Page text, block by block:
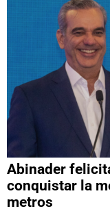
Abinader
conquistar la
metros